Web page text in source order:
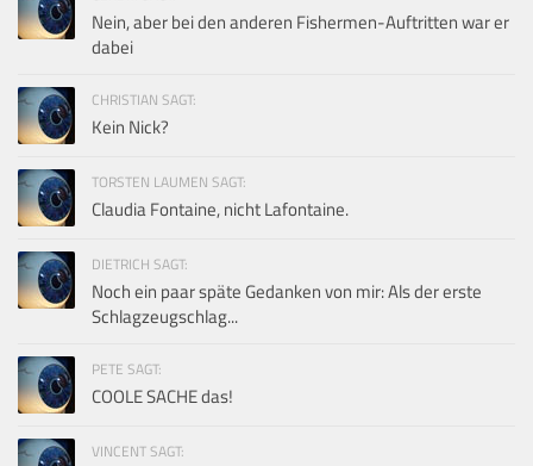
Nein, aber bei den anderen Fishermen-Auftritten war er
dabei
CHRISTIAN SAGT:
Kein Nick?
TORSTEN LAUMEN SAGT:
Claudia Fontaine, nicht Lafontaine.
DIETRICH SAGT:
Noch ein paar späte Gedanken von mir: Als der erste
Schlagzeugschlag...
PETE SAGT:
COOLE SACHE das!
VINCENT SAGT: